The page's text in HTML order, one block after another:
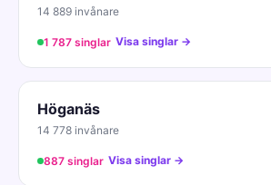
14 889 invånare
1 787 singlar Visa singlar →
Höganäs
14 778 invånare
887 singlar Visa singlar →